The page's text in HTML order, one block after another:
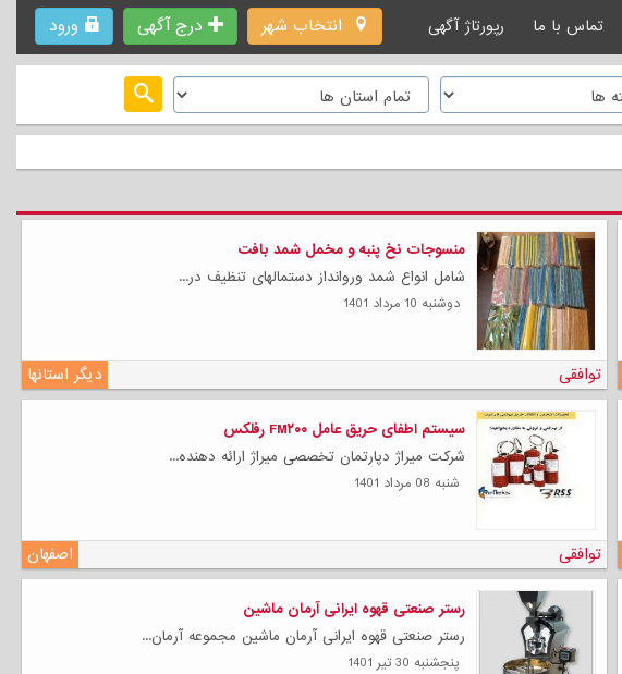
انتخاب شهر درج آگهی ورود تماس با ما رپورتاژ آگهی
منسوجات نخ پنبه و مخمل شمد بافت
شامل انواع شمد وروانداز دستمالهای تنظیف در...
دوشنبه 10 مرداد 1401
دیگر استانها توافقی
سیستم اطفای حریق عامل FM۲۰۰ رفلکس
شرکت میراژ دپارتمان تخصصی میراژ ارائه دهنده...
شنبه 08 مرداد 1401
اصفهان توافقی
رستر صنعتی قهوه ایرانی آرمان ماشین
رستر صنعتی قهوه ایرانی آرمان ماشین مجموعه آرمان...
پنجشنبه 30 تیر 1401